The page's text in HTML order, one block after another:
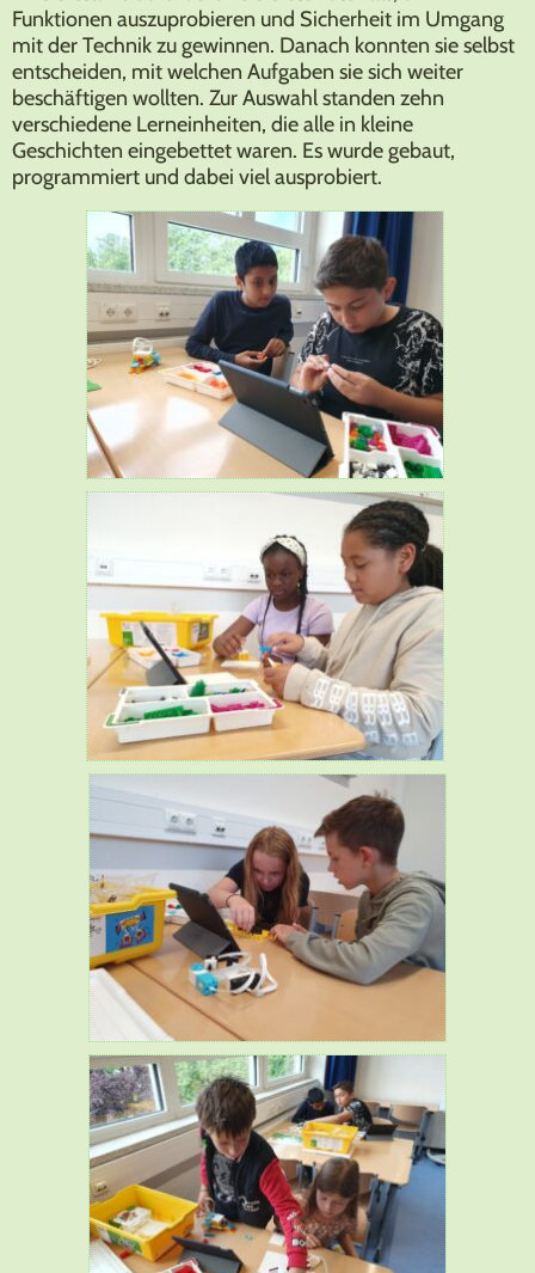
Funktionen auszuprobieren und Sicherheit im Umgang
mit der Technik zu gewinnen. Danach konnten sie selbst
entscheiden, mit welchen Aufgaben sie sich weiter
beschäftigen wollten. Zur Auswahl standen zehn
verschiedene Lerneinheiten, die alle in kleine
Geschichten eingebettet waren. Es wurde gebaut,
programmiert und dabei viel ausprobiert.